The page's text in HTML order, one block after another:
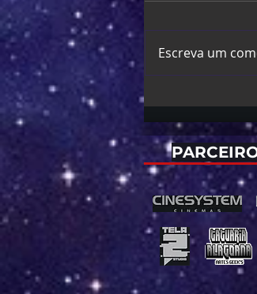
seus últimos
Escreva um